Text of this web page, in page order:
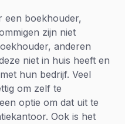
een boekhouder,
zijn niet
anderen
niet in huis heeft en
hun bedrijf. Veel
om zelf te
optie om dat uit te
Ook is het